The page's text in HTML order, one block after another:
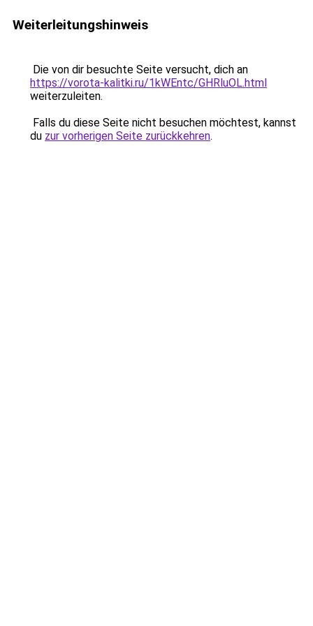
Weiterleitungshinweis
Die von dir besuchte Seite versucht, dich an
https://vorota-kalitki.ru/1kWEntc/GHRluOL.html
weiterzuleiten.
Falls du diese Seite nicht besuchen möchtest, kannst
du zur vorherigen Seite zurückkehren.